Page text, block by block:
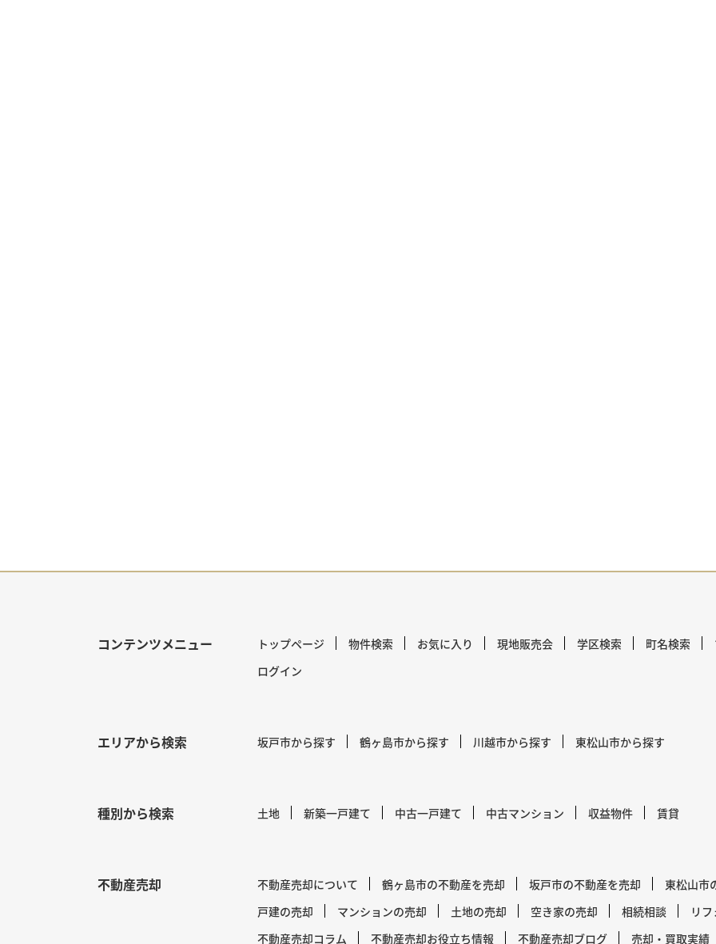
コンテンツメニュー トップページ 物件検索 お気に入り 現地販売会 学区検索 町名検索
ログイン
エリアから検索 坂戸市から探す 鶴ヶ島市から探す 川越市から探す 東松山市から探す
種別から検索 土地 新築一戸建て 中古一戸建て 中古マンション 収益物件 賃貸
不動産売却 不動産売却について 鶴ヶ島市の不動産を売却 坂戸市の不動産を売却
東松山市
戸建の売却
マンションの売却 土地の売却 空き家の売却 相続相談
リ
不動産売却コラム
不動産売却お役立ち情報 不動産売却ブログ 売却・買取実績